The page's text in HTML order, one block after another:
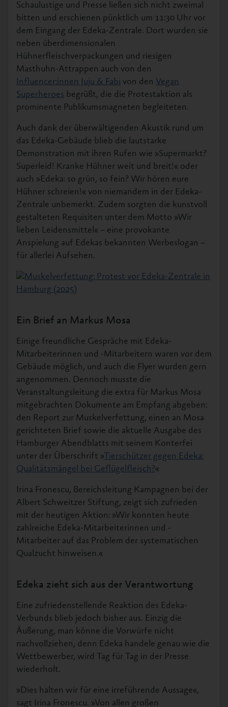
Schaulustige und Presse ließen sich nicht zweimal
bitten und erschienen pünktlich um 11:30 Uhr vor
dem Eingang der Edeka-Zentrale. Dort wurden sie
neben überdimensionalen
Hühnerfleischverpackungen und riesigen
Masthuhn-Attrappen auch von den
Influencer:innen Juju & Fabi von den Vegan
Superheroes begrüßt, die die Protestaktion als
prominente Publikumsmagneten begleiteten.
Auch dank der überwältigenden Akustik rund um
das Edeka-Gebäude blieb die lautstarke
Demonstration mit ihren Rufen wie »Supermarkt?
Superleid! Kranke Hühner weit und breit!« oder
auch »Edeka: so grün, so fein? Wir hören eure
Hühner schreien!« von niemandem in der Edeka-
Zentrale unbemerkt. Zudem sorgten die kunstvoll
gestalteten Requisiten unter dem Motto »Wir
lieben Leidensmittel« – eine provokante
Anspielung auf Edekas bekannten Werbeslogan –
für allerlei Aufsehen.
Ein Brief an Markus Mosa
Einige freundliche Gespräche mit Edeka-
Mitarbeiterinnen und -Mitarbeitern waren vor dem
Gebäude möglich, und auch die Flyer wurden gern
angenommen. Dennoch musste die
Veranstaltungsleitung die extra für Markus Mosa
mitgebrachten Dokumente am Empfang abgeben:
den Report zur Muskelverfettung, einen an Mosa
gerichteten Brief sowie die aktuelle Ausgabe des
Hamburger Abendblatts mit seinem Konterfei
unter der Überschrift » Tierschützer gegen Edeka:
Qualitätsmängel bei Geflügelfleisch?«
Irina Fronescu, Bereichsleitung Kampagnen bei der
Albert Schweitzer Stiftung, zeigt sich zufrieden
mit der heutigen Aktion: »Wir konnten heute
zahlreiche Edeka-Mitarbeiterinnen und -
Mitarbeiter auf das Problem der systematischen
Qualzucht hinweisen.«
Edeka zieht sich aus der Verantwortung
Eine zufriedenstellende Reaktion des Edeka-
Verbunds blieb jedoch bisher aus. Einzig die
Äußerung, man könne die Vorwürfe nicht
nachvollziehen, denn Edeka handele genau wie die
Wettbewerber, wird Tag für Tag in der Presse
wiederholt.
»Dies halten wir für eine irreführende Aussage«,
sagt Irina Fronescu. »Von allen großen